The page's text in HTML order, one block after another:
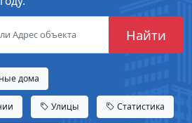
Найти
дома
Улицы Статистика